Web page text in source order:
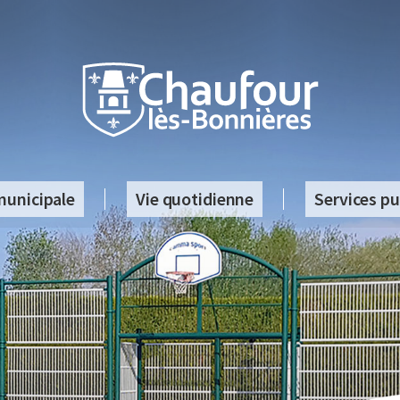
Vie quotidienne Services